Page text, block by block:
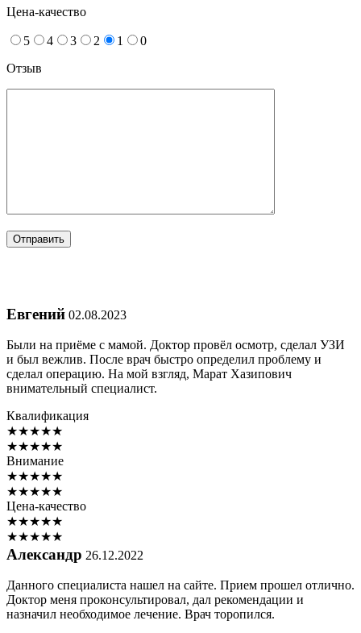
Цена-качество
5 4 3 2 1
0
Отзыв
Евгений 02.08.2023
Были на приёме с мамой. Доктор провёл осмотр, сделал УЗИ
и был вежлив. После врач быстро определил проблему и
сделал операцию. На мой взгляд, Марат Хазипович
внимательный специалист.
Квалификация
★★★★★
★★★★★
Внимание
★★★★★
★★★★★
Цена-качество
★★★★★
★★★★★
Александр 26.12.2022
Данного специалиста нашел на сайте. Прием прошел отлично.
Доктор меня проконсультировал, дал рекомендации и
назначил необходимое лечение. Врач торопился.